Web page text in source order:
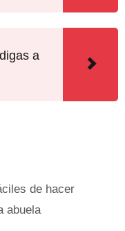
a
de hacer
abuela